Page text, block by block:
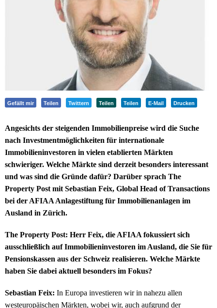
Gefällt mir Teilen Twittern Teilen Teilen E-Mail Drucken
Angesichts der steigenden Immobilienpreise wird die Suche
nach Investmentmöglichkeiten für internationale
Immobilieninvestoren in vielen etablierten Märkten
schwieriger. Welche Märkte sind derzeit besonders interessant
und was sind die Gründe dafür? Darüber sprach The
Property Post mit Sebastian Feix, Global Head of Transactions
bei der AFIAA Anlagestiftung für Immobilienanlagen im
Ausland in Zürich.
The Property Post: Herr Feix, die AFIAA fokussiert sich
ausschließlich auf Immobilieninvestoren im Ausland, die Sie für
Pensionskassen aus der Schweiz realisieren. Welche Märkte
haben Sie dabei aktuell besonders im Fokus?
Sebastian Feix: In Europa investieren wir in nahezu allen
westeuropäischen Märkten, wobei wir, auch aufgrund der